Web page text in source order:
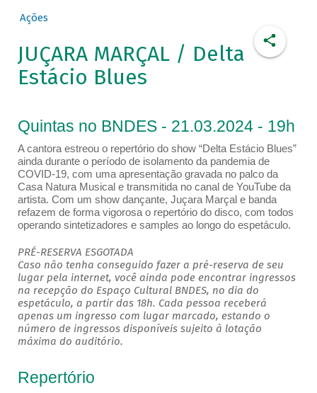
Ações
JUÇARA MARÇAL / Delta
Estácio Blues
Quintas no BNDES - 21.03.2024 - 19h
A cantora estreou o repertório do show “Delta Estácio Blues”
ainda durante o período de isolamento da pandemia de
COVID-19, com uma apresentação gravada no palco da
Casa Natura Musical e transmitida no canal de YouTube da
artista. Com um show dançante, Juçara Marçal e banda
refazem de forma vigorosa o repertório do disco, com todos
operando sintetizadores e samples ao longo do espetáculo.
PRÉ-RESERVA ESGOTADA
Caso não tenha conseguido fazer a pré-reserva de seu
lugar pela internet, você ainda pode encontrar ingressos
na recepção do Espaço Cultural BNDES, no dia do
espetáculo, a partir das 18h. Cada pessoa receberá
apenas um ingresso com lugar marcado, estando o
número de ingressos disponíveis sujeito à lotação
máxima do auditório.
Repertório